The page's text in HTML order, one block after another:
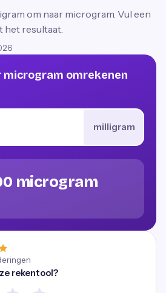
om naar microgram. Vul een
het resultaat.
omrekenen
milligram
microgram
rekentool?